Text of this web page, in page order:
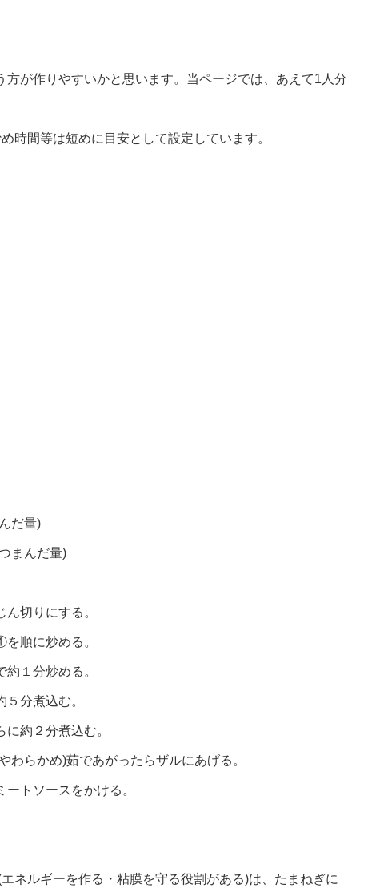
が作りやすいかと思います。当ページでは、あえて1人分
時間等は短めに目安として設定しています。
だ量)
まんだ量)
切りにする。
順に炒める。
１分炒める。
分煮込む。
約２分煮込む。
らかめ)茹であがったらザルにあげる。
トソースをかける。
ネルギーを作る・粘膜を守る役割がある)は、たまねぎに